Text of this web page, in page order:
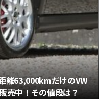
離63,000kmだけのVW
売中！その値段は？